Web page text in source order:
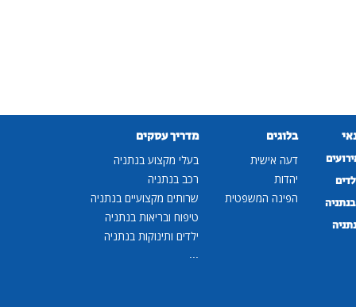
בלוגים
דעה אישית
יהדות
הפינה המשפטית
מדריך עסקים
בעלי מקצוע בנתניה
רכב בנתניה
שרותים מקצועיים בנתניה
טיפוח ובריאות בנתניה
ילדים ותינוקות בנתניה